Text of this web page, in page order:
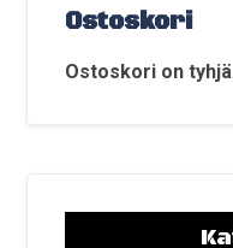
Ostoskori
Ostoskori on